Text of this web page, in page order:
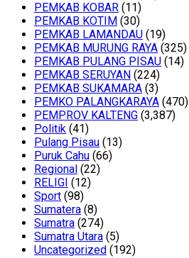
PEMKAB KOBAR (11)
PEMKAB KOTIM (30)
PEMKAB LAMANDAU (19)
PEMKAB MURUNG RAYA (325)
PEMKAB PULANG PISAU (14)
PEMKAB SERUYAN (224)
PEMKAB SUKAMARA (3)
PEMKO PALANGKARAYA (470)
PEMPROV KALTENG (3,387)
Politik (41)
Pulang Pisau (13)
Puruk Cahu (66)
Regional (22)
RELIGI (12)
Sport (98)
Sumatera (8)
Sumatra (274)
Sumatra Utara (5)
Uncategorized (192)